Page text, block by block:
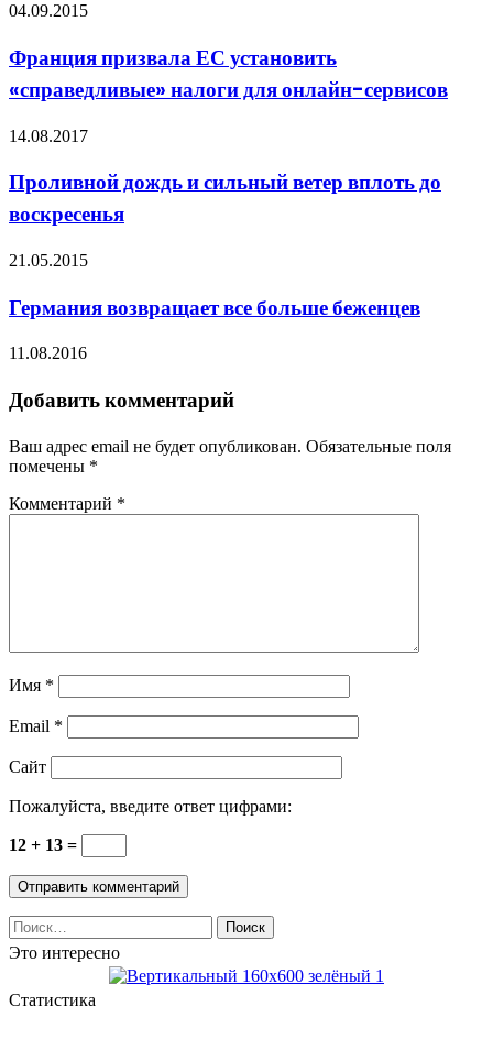
04.09.2015
Франция призвала ЕС установить
«справедливые» налоги для онлайн-сервисов
14.08.2017
Проливной дождь и сильный ветер вплоть до
воскресенья
21.05.2015
Германия возвращает все больше беженцев
11.08.2016
Добавить комментарий
Ваш адрес email не будет опубликован. Обязательные поля
помечены *
Комментарий *
Имя *
Email *
Сайт
Пожалуйста, введите ответ цифрами:
12 + 13 =
Найти:
Это интересно
Статистика